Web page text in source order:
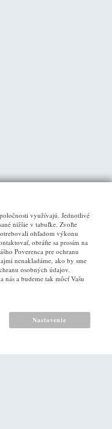
údaji
využívajú. Jednotlivé
nižšie v tabuľke. Zvoľte
ohľadom výkonu
obráťte sa prosím na
Poverenca pre ochranu
nenakladáme, ako by sme
osobných údajov.
nás a budeme tak môcť Vašu
Nastavenie